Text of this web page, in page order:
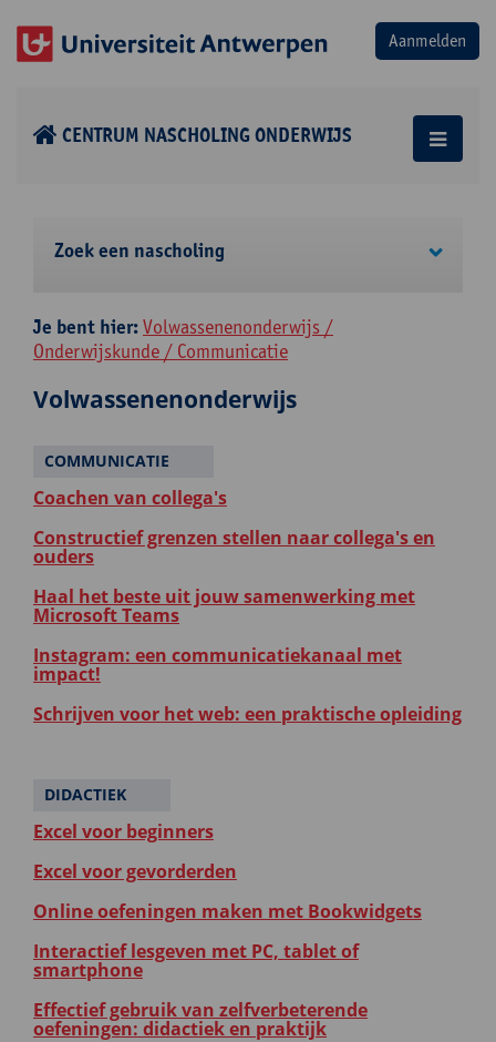
CENTRUM NASCHOLING ONDERWIJS
Zoek een nascholing
Je bent hier:Volwassenenonderwijs /
Onderwijskunde / Communicatie
Volwassenenonderwijs
COMMUNICATIE
Coachen van collega's
Constructief grenzen stellen naar collega's en
ouders
Haal het beste uit jouw samenwerking met
Microsoft Teams
Instagram: een communicatiekanaal met
impact!
Schrijven voor het web: een praktische opleiding
DIDACTIEK
Excel voor beginners
Excel voor gevorderden
Online oefeningen maken met Bookwidgets
Interactief lesgeven met PC, tablet of
smartphone
Effectief gebruik van zelfverbeterende
oefeningen: didactiek en praktijk